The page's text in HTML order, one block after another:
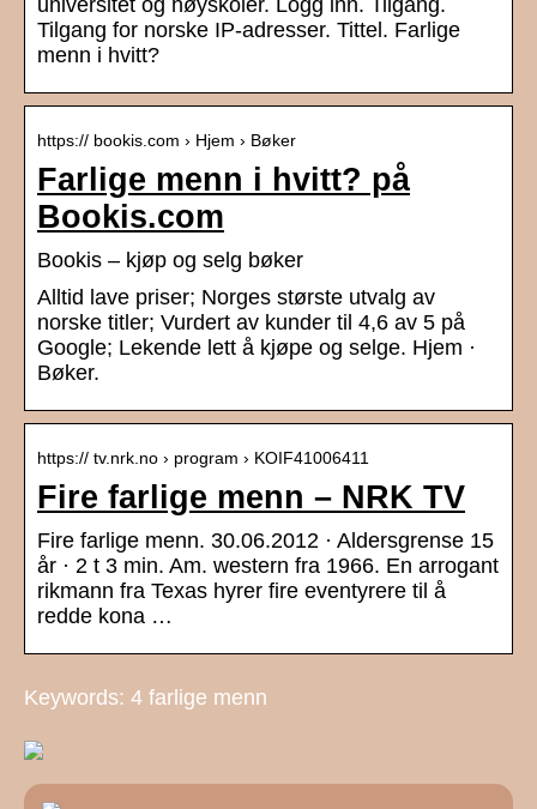
universitet og høyskoler. Logg inn. Tilgang.
Tilgang for norske IP-adresser. Tittel. Farlige
menn i hvitt?
https:// bookis.com › Hjem › Bøker
Farlige menn i hvitt? på
Bookis.com
Bookis – kjøp og selg bøker
Alltid lave priser; Norges største utvalg av
norske titler; Vurdert av kunder til 4,6 av 5 på
Google; Lekende lett å kjøpe og selge. Hjem ·
Bøker.
https:// tv.nrk.no › program › KOIF41006411
Fire farlige menn – NRK TV
Fire farlige menn. 30.06.2012 · Aldersgrense 15
år · 2 t 3 min. Am. western fra 1966. En arrogant
rikmann fra Texas hyrer fire eventyrere til å
redde kona …
Keywords: 4 farlige menn